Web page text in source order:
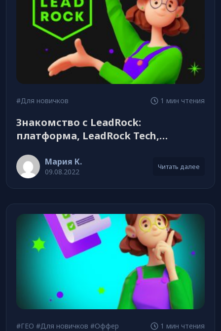
#Для новичков 1 мин чтения
Знакомство с LeadRock:
платформа, LeadRock Tech,
Мария К.
09.08.2022
Читать далее
#ГЕО #Для новичков #Оффер 1 мин чтения